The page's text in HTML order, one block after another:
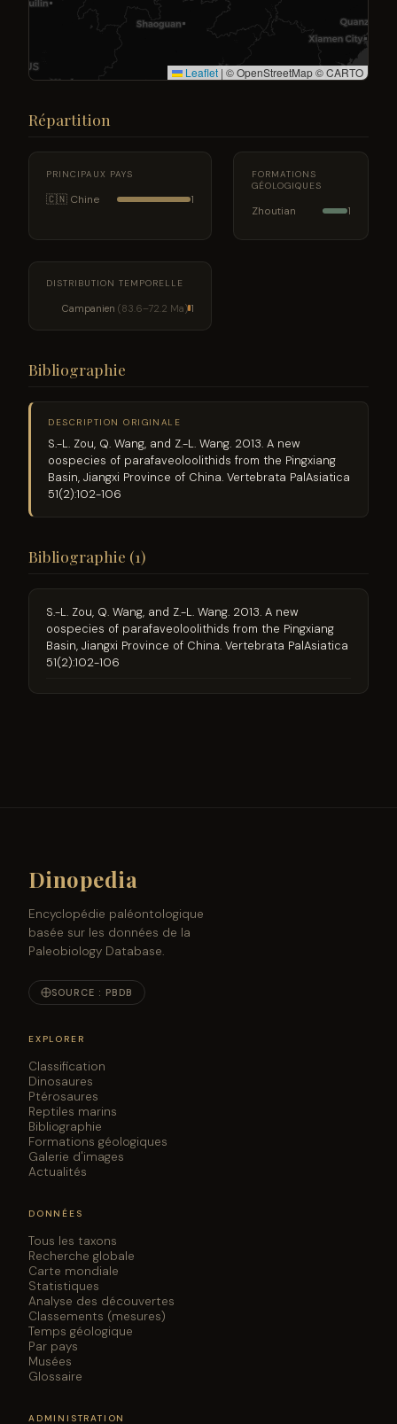
Leaflet | © OpenStreetMap © CARTO
Répartition
PRINCIPAUX PAYS
🇨🇳 Chine 1
FORMATIONS
GÉOLOGIQUES
Zhoutian 1
DISTRIBUTION TEMPORELLE
Campanien (83.6–72.2 Ma) 1
Bibliographie
DESCRIPTION ORIGINALE
S.-L. Zou, Q. Wang, and Z.-L. Wang. 2013. A new
oospecies of parafaveoloolithids from the Pingxiang
Basin, Jiangxi Province of China. Vertebrata PalAsiatica
51(2):102-106
Bibliographie (1)
S.-L. Zou, Q. Wang, and Z.-L. Wang. 2013. A new
oospecies of parafaveoloolithids from the Pingxiang
Basin, Jiangxi Province of China. Vertebrata PalAsiatica
51(2):102-106
Dinopedia
Encyclopédie paléontologique
basée sur les données de la
Paleobiology Database.
SOURCE : PBDB
EXPLORER
Classification
Dinosaures
Ptérosaures
Reptiles marins
Bibliographie
Formations géologiques
Galerie d'images
Actualités
DONNÉES
Tous les taxons
Recherche globale
Carte mondiale
Statistiques
Analyse des découvertes
Classements (mesures)
Temps géologique
Par pays
Musées
Glossaire
ADMINISTRATION